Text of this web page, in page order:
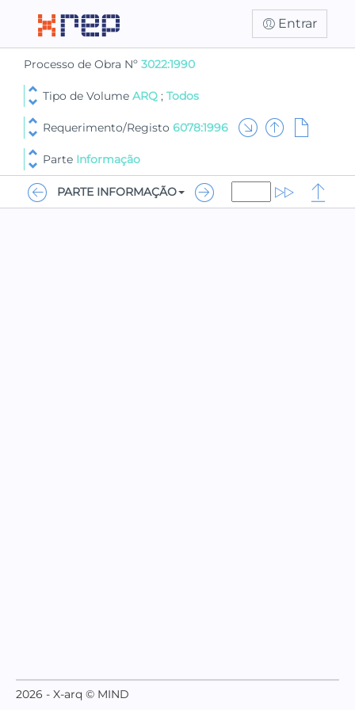
Entrar
Processo de Obra Nº 3022:1990
Tipo de Volume ARQ ; Todos
Requerimento/Registo 6078:1996
Parte Informação
PARTE INFORMAÇÃO
2026 - X-arq © MIND